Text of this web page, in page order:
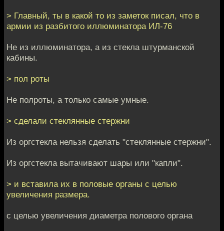
> Главный, ты в какой то из заметок писал, что в
армии из разбитого иллюминатора ИЛ-76
Не из иллюминатора, а из стекла штурманской
кабины.
> пол роты
Не полроты, а только самые умные.
> сделали стеклянные стержни
Из оргстекла нельзя сделать "стеклянные стержни".
Из оргстекла вытачивают шары или "капли".
> и вставила их в половые органы с целью
увеличения размера.
с целью увеличения диаметра полового органа